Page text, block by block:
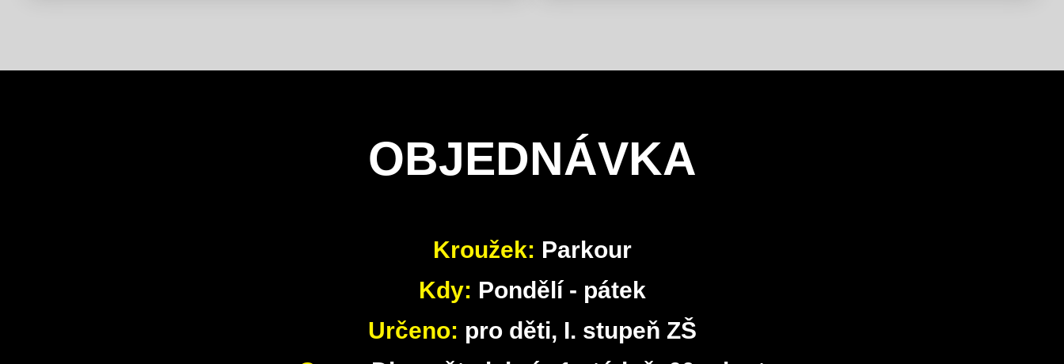
OBJEDNÁVKA
Kroužek: Parkour
Kdy: Pondělí - pátek
Určeno: pro děti, I. stupeň ZŠ